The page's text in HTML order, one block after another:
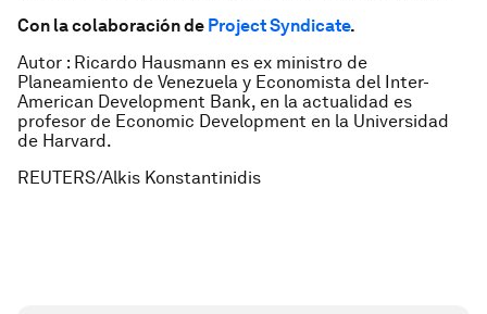
Con la colaboración de Project Syndicate.
Autor : Ricardo Hausmann es ex ministro de
Planeamiento de Venezuela y Economista del Inter-
American Development Bank, en la actualidad es
profesor de Economic Development en la Universidad
de Harvard.
REUTERS/Alkis Konstantinidis